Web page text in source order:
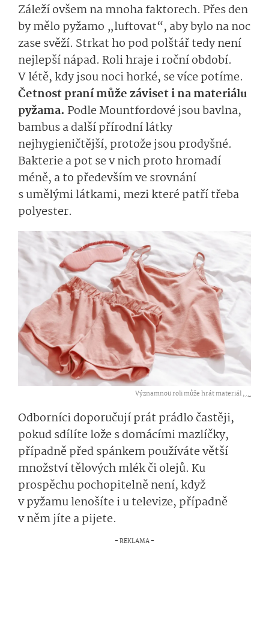
Záleží ovšem na mnoha faktorech. Přes den
by mělo pyžamo „luftovat“, aby bylo na noc
zase svěží. Strkat ho pod polštář tedy není
nejlepší nápad. Roli hraje i roční období.
V létě, kdy jsou noci horké, se více potíme.
Četnost praní může záviset i na materiálu
pyžama. Podle Mountfordové jsou bavlna,
bambus a další přírodní látky
nejhygieničtější, protože jsou prodyšné.
Bakterie a pot se v nich proto hromadí
méně, a to především ve srovnání
s umělými látkami, mezi které patří třeba
polyester.
Významnou roli může hrát materiál ,...
Odborníci doporučují prát prádlo častěji,
pokud sdílíte lože s domácími mazlíčky,
případně před spánkem používáte větší
množství tělových mlék či olejů. Ku
prospěchu pochopitelně není, když
v pyžamu lenošíte i u televize, případně
v něm jíte a pijete.